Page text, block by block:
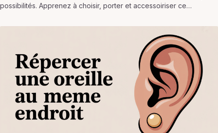
possibilités. Apprenez à choisir, porter et accessoiriser ce